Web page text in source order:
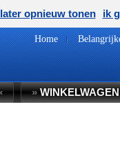
Home
»
later opnieuw tonen ik